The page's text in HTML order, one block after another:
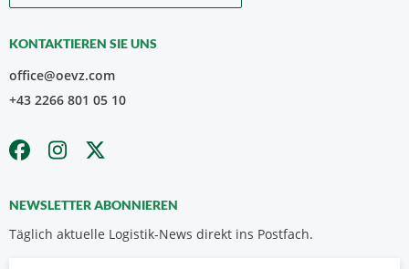
KONTAKTIEREN SIE UNS
office@oevz.com
+43 2266 801 05 10
NEWSLETTER ABONNIEREN
Täglich aktuelle Logistik-News direkt ins Postfach.